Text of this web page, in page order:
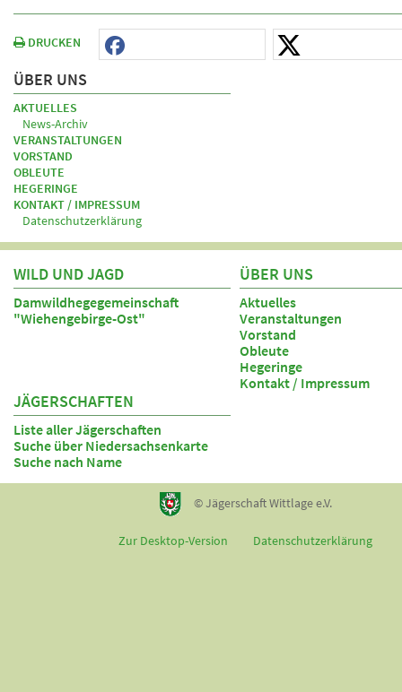
DRUCKEN
ÜBER UNS
AKTUELLES
News-Archiv
VERANSTALTUNGEN
VORSTAND
OBLEUTE
HEGERINGE
KONTAKT / IMPRESSUM
Datenschutzerklärung
WILD UND JAGD
Damwildhegegemeinschaft
"Wiehengebirge-Ost"
ÜBER UNS
Aktuelles
Veranstaltungen
Vorstand
Obleute
Hegeringe
Kontakt / Impressum
JÄGERSCHAFTEN
Liste aller Jägerschaften
Suche über Niedersachsenkarte
Suche nach Name
© Jägerschaft Wittlage e.V.
Zur Desktop-Version Datenschutzerklärung